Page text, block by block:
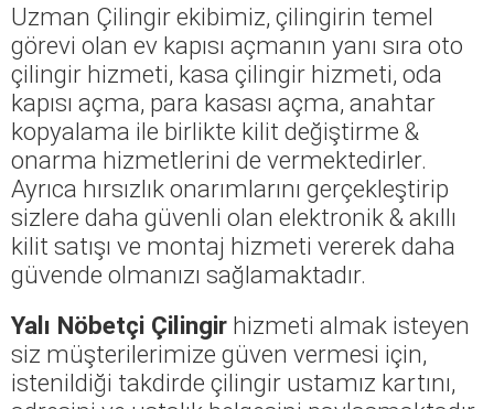
Uzman Çilingir ekibimiz, çilingirin temel
görevi olan ev kapısı açmanın yanı sıra oto
çilingir hizmeti, kasa çilingir hizmeti, oda
kapısı açma, para kasası açma, anahtar
kopyalama ile birlikte kilit değiştirme &
onarma hizmetlerini de vermektedirler.
Ayrıca hırsızlık onarımlarını gerçekleştirip
sizlere daha güvenli olan elektronik & akıllı
kilit satışı ve montaj hizmeti vererek daha
güvende olmanızı sağlamaktadır.
Yalı Nöbetçi Çilingir hizmeti almak isteyen
siz müşterilerimize güven vermesi için,
istenildiği takdirde çilingir ustamız kartını,